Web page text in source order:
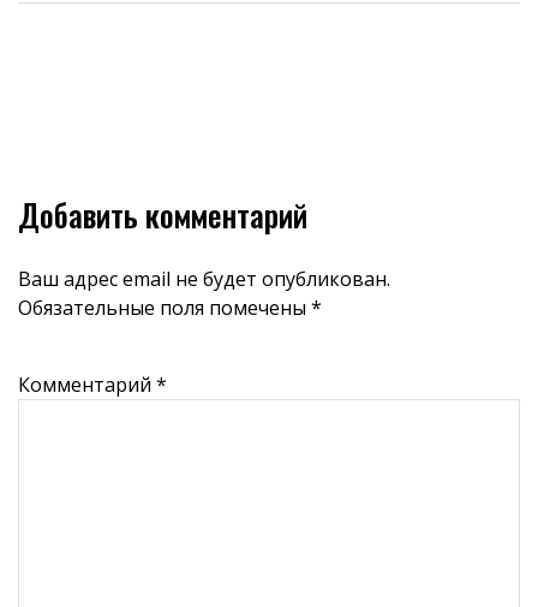
Добавить комментарий
Ваш адрес email не будет опубликован.
Обязательные поля помечены *
Комментарий *